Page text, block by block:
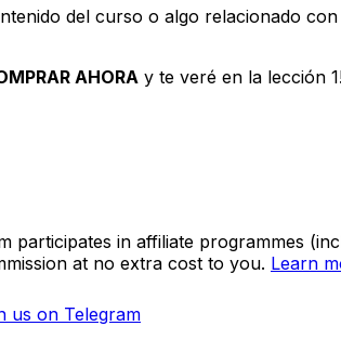
del curso o algo relacionado
AHORA y te veré en la lección
participates in affiliate programmes
at no extra cost to you. Learn
us on Telegram